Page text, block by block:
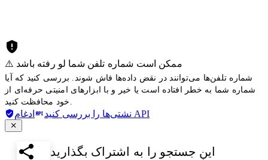
⚠️ ممکن است شماره تلفن شما لو رفته باشد
شماره تلفن‌ها می‌توانند در نقض داده‌ها فاش شوند. بررسی کنید که آیا
شماره شما به خطر افتاده است یا خیر و با ابزارهای امنیتی حرفه‌ای از
نشتی‌ها را بررسی کنید ادغام API
این جستجو را به اشتراک بگذارید